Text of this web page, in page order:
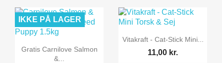
 Vis her
Gratis Carnilove Salmon
&...
IKKE PÅ LAGER
 Vis her
Vitakraft - Cat-Stick Mini...
11,00 kr.